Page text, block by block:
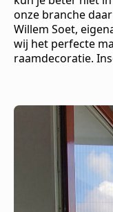
onze branche
Willem Soet,
wij het perfecte
raamdecoratie.